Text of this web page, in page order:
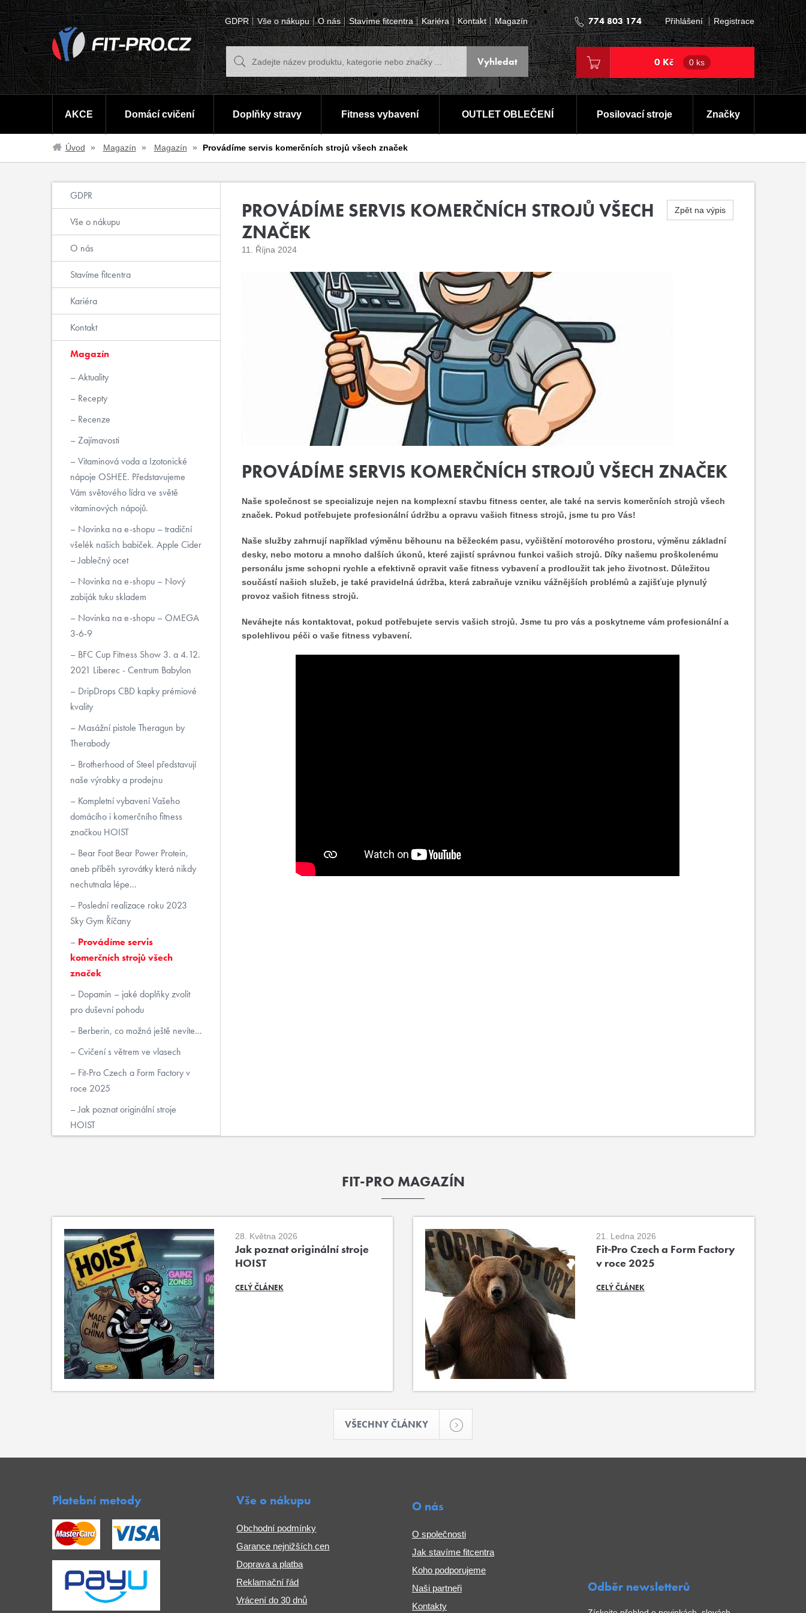
GDPR Vše o nákupu O nás Stavíme fitcentra Kariéra Kontakt Magazín 774 803 174 Přihlášení Registrace
0 Kč 0 ks
AKCE Domácí cvičení Doplňky stravy Fitness vybavení OUTLET OBLEČENÍ Posilovací stroje Značky
Úvod Magazín Magazín Provádíme servis komerčních strojů všech značek
Zpět na výpis
PROVÁDÍME SERVIS KOMERČNÍCH STROJŮ VŠECH
ZNAČEK
11. Října 2024
PROVÁDÍME SERVIS KOMERČNÍCH STROJŮ VŠECH ZNAČEK
Naše společnost se specializuje nejen na komplexní stavbu fitness center, ale také na servis komerčních strojů všech
značek. Pokud potřebujete profesionální údržbu a opravu vašich fitness strojů, jsme tu pro Vás!
Naše služby zahrnují například výměnu běhounu na běžeckém pasu, vyčištění motorového prostoru, výměnu základní
desky, nebo motoru a mnoho dalších úkonů, které zajistí správnou funkci vašich strojů. Díky našemu proškolenému
personálu jsme schopni rychle a efektivně opravit vaše fitness vybavení a prodloužit tak jeho životnost. Důležitou
součástí našich služeb, je také pravidelná údržba, která zabraňuje vzniku vážnějších problémů a zajišťuje plynulý
provoz vašich fitness strojů.
Neváhejte nás kontaktovat, pokud potřebujete servis vašich strojů. Jsme tu pro vás a poskytneme vám profesionální a
spolehlivou péči o vaše fitness vybavení.
GDPR
Vše o nákupu
O nás
Stavíme fitcentra
Kariéra
Kontakt
Magazín
Aktuality
Recepty
Recenze
Zajímavosti
Vitaminová voda a Izotonické
nápoje OSHEE. Představujeme
Vám světového lídra ve světě
vitaminových nápojů.
Novinka na e-shopu – tradiční
všelék našich babiček. Apple Cider
– Jablečný ocet
Novinka na e-shopu – Nový
zabiják tuku skladem
Novinka na e-shopu – OMEGA
3-6-9
BFC Cup Fitness Show 3. a 4.12.
2021 Liberec - Centrum Babylon
DripDrops CBD kapky prémiové
kvality
Masážní pistole Theragun by
Therabody
Brotherhood of Steel představují
naše výrobky a prodejnu
Kompletní vybavení Vašeho
domácího i komerčního fitness
značkou HOIST
Bear Foot Bear Power Protein,
aneb příběh syrovátky která nikdy
nechutnala lépe...
Poslední realizace roku 2023
Sky Gym Říčany
Provádíme servis
komerčních strojů všech
značek
Dopamin – jaké doplňky zvolit
pro duševní pohodu
Berberin, co možná ještě nevíte...
Cvičení s větrem ve vlasech
Fit-Pro Czech a Form Factory v
roce 2025
Jak poznat originální stroje
HOIST
FIT-PRO MAGAZÍN
28. Května 2026
Jak poznat originální stroje
HOIST
CELÝ ČLÁNEK
21. Ledna 2026
Fit-Pro Czech a Form Factory
v roce 2025
CELÝ ČLÁNEK
VŠECHNY ČLÁNKY
Platební metody Vše o nákupu
Obchodní podmínky
Garance nejnižších cen
Doprava a platba
Reklamační řád
Vrácení do 30 dnů
O nás
O společnosti
Jak stavíme fitcentra
Koho podporujeme
Naši partneři
Kontakty
Odběr newsletterů